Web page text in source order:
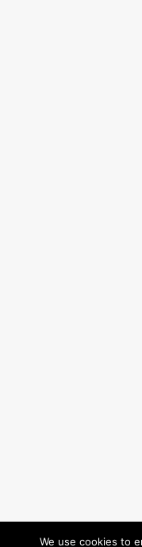
We use cookies to